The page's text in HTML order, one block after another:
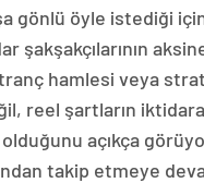
gönlü öyle istediği
şakşakçılarının
hamlesi veya
reel şartların
açıkça
takip etmeye